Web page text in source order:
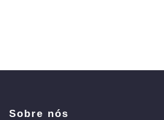
Sobre nós